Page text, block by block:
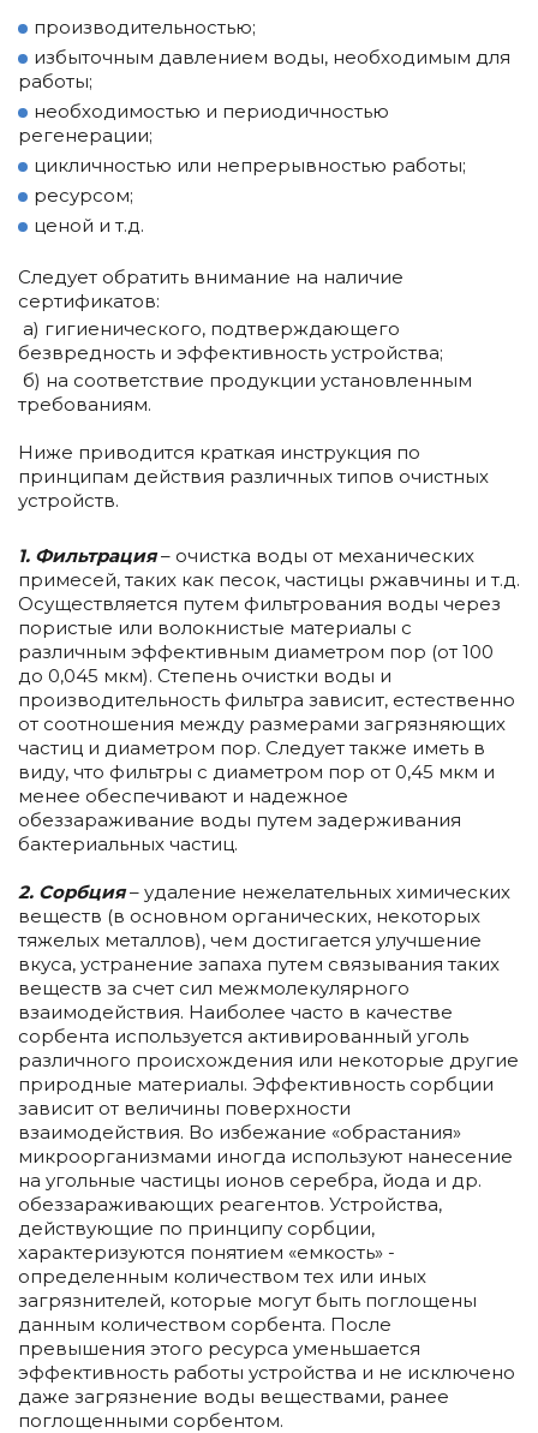
производительностью;
избыточным давлением воды, необходимым для
работы;
необходимостью и периодичностью
регенерации;
цикличностью или непрерывностью работы;
ресурсом;
ценой и т.д.
Следует обратить внимание на наличие
сертификатов:
а) гигиенического, подтверждающего
безвредность и эффективность устройства;
б) на соответствие продукции установленным
требованиям.
Ниже приводится краткая инструкция по
принципам действия различных типов очистных
устройств.
1. Фильтрация – очистка воды от механических
примесей, таких как песок, частицы ржавчины и т.д.
Осуществляется путем фильтрования воды через
пористые или волокнистые материалы с
различным эффективным диаметром пор (от 100
до 0,045 мкм). Степень очистки воды и
производительность фильтра зависит, естественно
от соотношения между размерами загрязняющих
частиц и диаметром пор. Следует также иметь в
виду, что фильтры с диаметром пор от 0,45 мкм и
менее обеспечивают и надежное
обеззараживание воды путем задерживания
бактериальных частиц.
2. Сорбция– удаление нежелательных химических
веществ (в основном органических, некоторых
тяжелых металлов), чем достигается улучшение
вкуса, устранение запаха путем связывания таких
веществ за счет сил межмолекулярного
взаимодействия. Наиболее часто в качестве
сорбента используется активированный уголь
различного происхождения или некоторые другие
природные материалы. Эффективность сорбции
зависит от величины поверхности
взаимодействия. Во избежание «обрастания»
микроорганизмами иногда используют нанесение
на угольные частицы ионов серебра, йода и др.
обеззараживающих реагентов. Устройства,
действующие по принципу сорбции,
характеризуются понятием «емкость» -
определенным количеством тех или иных
загрязнителей, которые могут быть поглощены
данным количеством сорбента. После
превышения этого ресурса уменьшается
эффективность работы устройства и не исключено
даже загрязнение воды веществами, ранее
поглощенными сорбентом.